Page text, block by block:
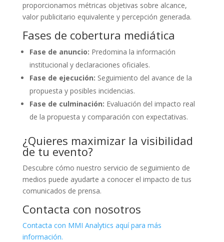
proporcionamos métricas objetivas sobre alcance,
valor publicitario equivalente y percepción generada.
Fases de cobertura mediática
Fase de anuncio: Predomina la información
institucional y declaraciones oficiales.
Fase de ejecución: Seguimiento del avance de la
propuesta y posibles incidencias.
Fase de culminación: Evaluación del impacto real
de la propuesta y comparación con expectativas.
¿Quieres maximizar la visibilidad
de tu evento?
Descubre cómo nuestro servicio de seguimiento de
medios puede ayudarte a conocer el impacto de tus
comunicados de prensa.
Contacta con nosotros
Contacta con MMI Analytics aquí para más
información.